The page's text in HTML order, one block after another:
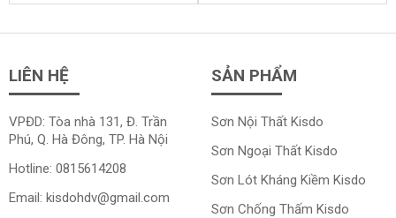
LIÊN HỆ
VPĐD: Tòa nhà 131, Đ. Trần
Phú, Q. Hà Đông, TP. Hà Nội
Hotline: 0815614208
Email: kisdohdv@gmail.com
SẢN PHẨM
Sơn Nội Thất Kisdo
Sơn Ngoại Thất Kisdo
Sơn Lót Kháng Kiềm Kisdo
Sơn Chống Thấm Kisdo